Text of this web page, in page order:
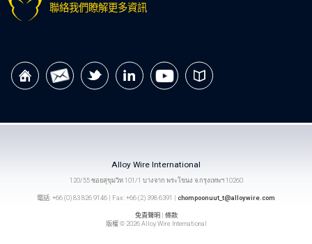
聯絡我們瞭解更多資訊
Alloy Wire International
120/55 ซอยสุขุมวิท 101/1 บางจาก พระโขนง จ.กรุงเทพฯ 10260
電話: +66 (0) 83 826 9146 | Fax: +66 (2) 398 6391 | chompoonuut_t@alloywire.com
免責聲明 | 條款
版權 © 2026 Alloy Wire International